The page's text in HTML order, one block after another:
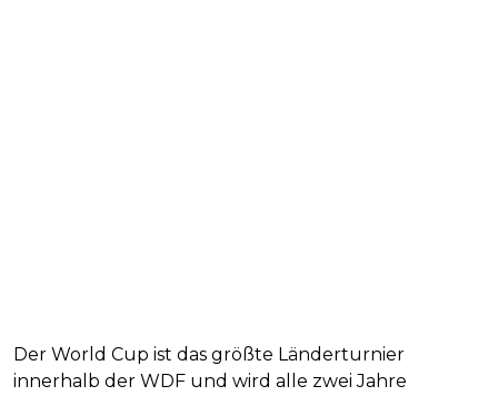
Der World Cup ist das größte Länderturnier
innerhalb der WDF und wird alle zwei Jahre